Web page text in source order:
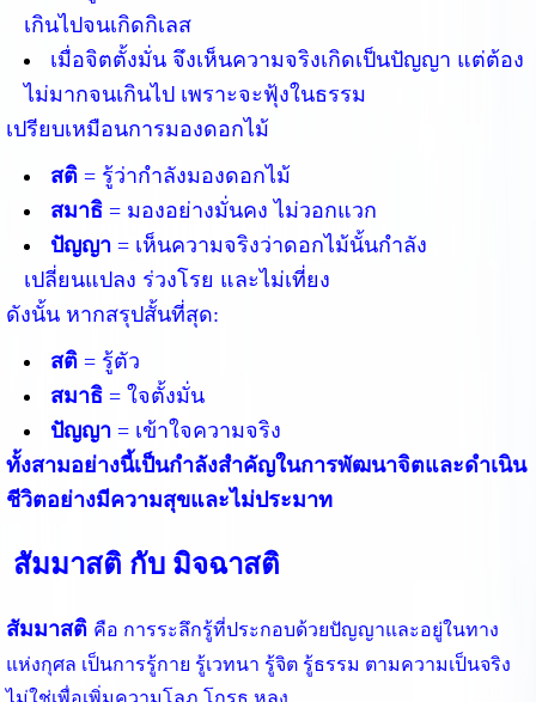
เกินไปจนเกิดกิเลส
เมื่อจิตตั้งมั่น จึงเห็นความจริงเกิดเป็นปัญญา แต่ต้อง
ไม่มากจนเกินไป เพราะจะฟุ้งในธรรม
เปรียบเหมือนการมองดอกไม้
สติ= รู้ว่ากำลังมองดอกไม้
สมาธิ= มองอย่างมั่นคง ไม่วอกแวก
ปัญญา= เห็นความจริงว่าดอกไม้นั้นกำลัง
เปลี่ยนแปลง ร่วงโรย และไม่เที่ยง
ดังนั้น หากสรุปสั้นที่สุด:
สติ= รู้ตัว
สมาธิ= ใจตั้งมั่น
ปัญญา= เข้าใจความจริง
ทั้งสามอย่างนี้เป็นกำลังสำคัญในการพัฒนาจิตและดำเนิน
ชีวิตอย่างมีความสุขและไม่ประมาท
สัมมาสติ กับ มิจฉาสติ
สัมมาสติ คือ การระลึกรู้ที่ประกอบด้วยปัญญาและอยู่ในทาง
แห่งกุศล เป็นการรู้กาย รู้เวทนา รู้จิต รู้ธรรม ตามความเป็นจริง
ไม่ใช่เพื่อเพิ่มความโลภ โกรธ หลง